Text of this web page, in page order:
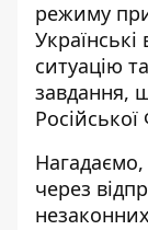
режиму
ситуацію
завдання,
Російської
Нагадаємо,
через
незаконних